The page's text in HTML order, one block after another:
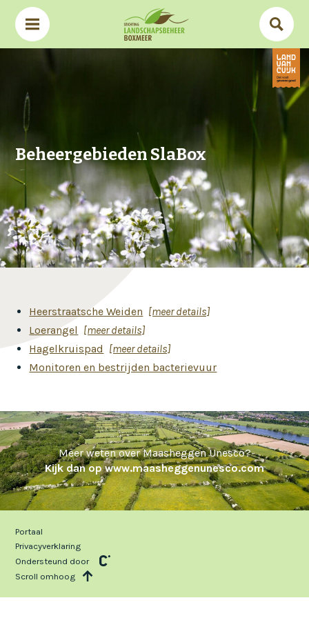
Beheergebieden SlaBox
Heerstraatsche Weiden [meer details]
Loerangel [meer details]
Hagelkruispad [meer details]
Monitoren en bestrijden bacterievuur
Meer weten over Maasheggen Unesco?
Kijk dan op www.maasheggenunesco.com
Portaal
Privacyverklaring
Ondersteund door
Scroll omhoog